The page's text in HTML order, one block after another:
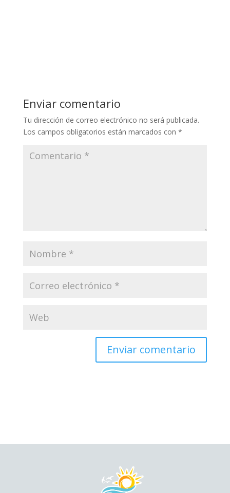
Enviar comentario
Tu dirección de correo electrónico no será publicada.
Los campos obligatorios están marcados con *